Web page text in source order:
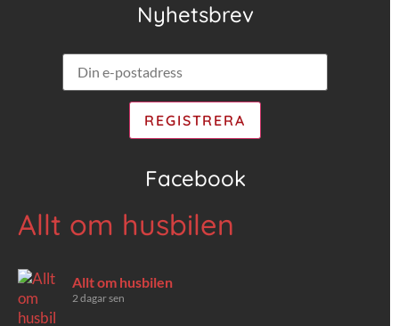
Nyhetsbrev
Facebook
Allt om husbilen
Allt om husbilen
2 dagar sen